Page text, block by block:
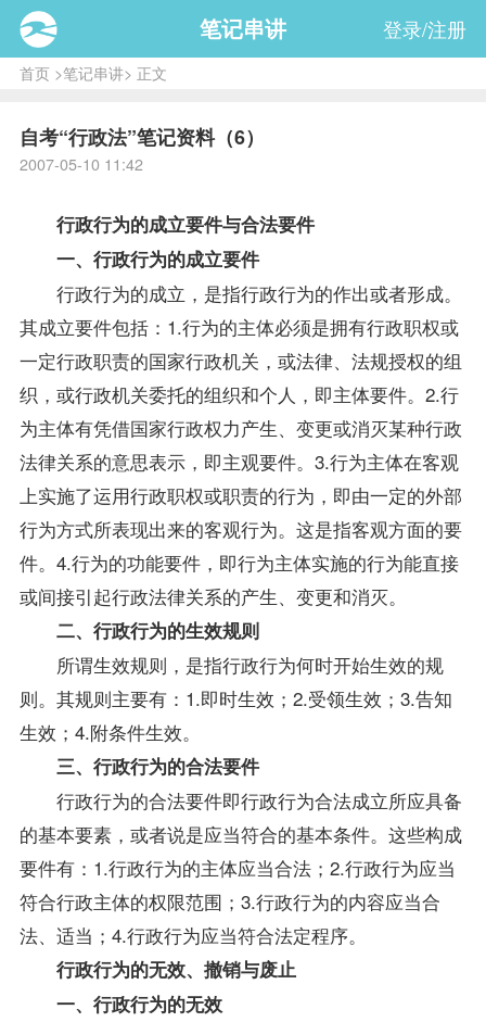
笔记串讲 登录/注册
首页>笔记串讲> 正文
自考“行政法”笔记资料（6）
2007-05-10 11:42
行政行为的成立要件与合法要件
一、行政行为的成立要件
行政行为的成立，是指行政行为的作出或者形成。
其成立要件包括：1.行为的主体必须是拥有行政职权或
一定行政职责的国家行政机关，或法律、法规授权的组
织，或行政机关委托的组织和个人，即主体要件。2.行
为主体有凭借国家行政权力产生、变更或消灭某种行政
法律关系的意思表示，即主观要件。3.行为主体在客观
上实施了运用行政职权或职责的行为，即由一定的外部
行为方式所表现出来的客观行为。这是指客观方面的要
件。4.行为的功能要件，即行为主体实施的行为能直接
或间接引起行政法律关系的产生、变更和消灭。
二、行政行为的生效规则
所谓生效规则，是指行政行为何时开始生效的规
则。其规则主要有：1.即时生效；2.受领生效；3.告知
生效；4.附条件生效。
三、行政行为的合法要件
行政行为的合法要件即行政行为合法成立所应具备
的基本要素，或者说是应当符合的基本条件。这些构成
要件有：1.行政行为的主体应当合法；2.行政行为应当
符合行政主体的权限范围；3.行政行为的内容应当合
法、适当；4.行政行为应当符合法定程序。
行政行为的无效、撤销与废止
一、行政行为的无效